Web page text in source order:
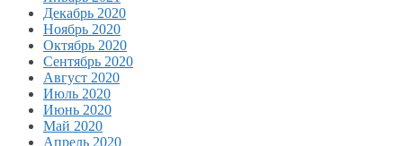
Декабрь 2020
Ноябрь 2020
Октябрь 2020
Сентябрь 2020
Август 2020
Июль 2020
Июнь 2020
Май 2020
Апрель 2020